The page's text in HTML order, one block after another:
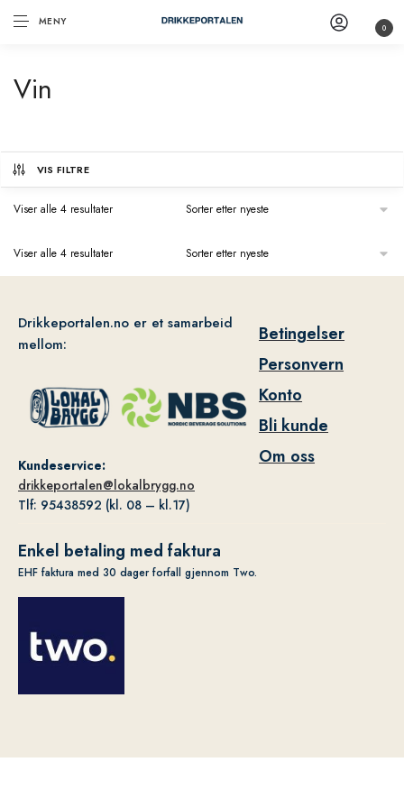
MENY 0
Vin
VIS FILTRE
Viser alle 4 resultater
Viser alle 4 resultater
Drikkeportalen.no er et samarbeid
mellom:
Kundeservice:
drikkeportalen@lokalbrygg.no
Tlf: 95438592 (kl. 08 – kl.17)
Betingelser
Personvern
Konto
Bli kunde
Om oss
Enkel betaling med faktura
EHF faktura med 30 dager forfall gjennom Two.